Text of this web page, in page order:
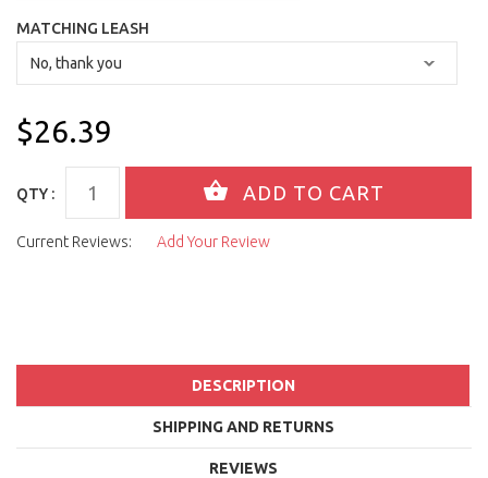
MATCHING LEASH
$26.39
QTY :
Current Reviews: Add Your Review
DESCRIPTION
SHIPPING AND RETURNS
REVIEWS